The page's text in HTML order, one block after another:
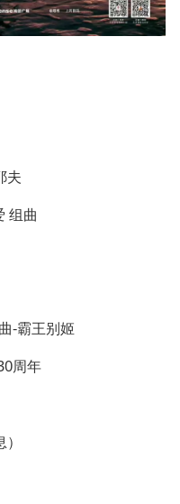
夫
组曲
-霸王别姬
周年